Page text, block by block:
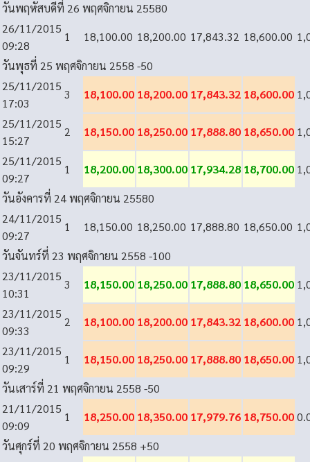
วันพฤหัสบดีที่ 26 พฤศจิกายน 25580
26/11/2015
09:28
1 18,100.00 18,200.00 17,843.32 18,600.00
วันพุธที่ 25 พฤศจิกายน 2558 -50
25/11/2015
17:03
3 18,100.00 18,200.00 17,843.32 18,600.00
25/11/2015
15:27
2 18,150.00 18,250.00 17,888.80 18,650.00
25/11/2015
09:27
1 18,200.00 18,300.00 17,934.28 18,700.00
วันอังคารที่ 24 พฤศจิกายน 25580
24/11/2015
09:27
1 18,150.00 18,250.00 17,888.80 18,650.00
วันจันทร์ที่ 23 พฤศจิกายน 2558 -100
23/11/2015
10:31
3 18,150.00 18,250.00 17,888.80 18,650.00
23/11/2015
09:33
2 18,100.00 18,200.00 17,843.32 18,600.00
23/11/2015
09:29
1 18,150.00 18,250.00 17,888.80 18,650.00
วันเสาร์ที่ 21 พฤศจิกายน 2558 -50
21/11/2015
09:09
1 18,250.00 18,350.00 17,979.76 18,750.00
วันศุกร์ที่ 20 พฤศจิกายน 2558 +50